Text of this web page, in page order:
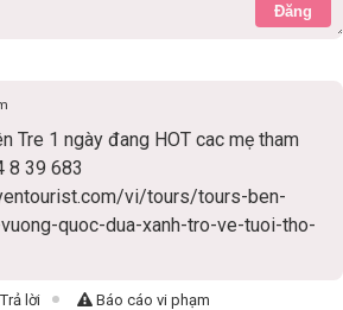
Đăng
Tre 1 ngày đang HOT cac mẹ tham
8 39 683
vi/tours/tours-ben-
quoc-dua-xanh-tro-ve-tuoi-tho-
Trả lời Báo cáo vi phạm